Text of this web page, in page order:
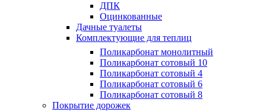
ДПК
Оцинкованные
Дачные туалеты
Комплектующие для теплиц
Поликарбонат монолитный
Поликарбонат сотовый 10
Поликарбонат сотовый 4
Поликарбонат сотовый 6
Поликарбонат сотовый 8
Покрытие дорожек